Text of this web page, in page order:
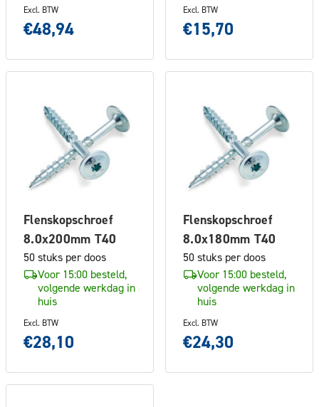
Excl. BTW
€48,94
Excl. BTW
€15,70
Flenskopschroef
8.0x200mm T40
50 stuks per doos
Voor 15:00 besteld,
volgende werkdag in
huis
Excl. BTW
€28,10
Flenskopschroef
8.0x180mm T40
50 stuks per doos
Voor 15:00 besteld,
volgende werkdag in
huis
Excl. BTW
€24,30